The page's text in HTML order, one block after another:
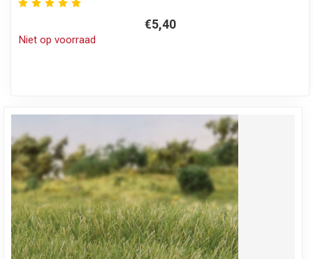
€5,40
Niet op voorraad